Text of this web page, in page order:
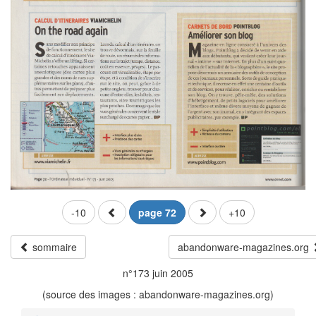
-10 page 72 +10
sommaire
abandonware-magazines.org
n°173 juin 2005
(source des images : abandonware-magazines.org)